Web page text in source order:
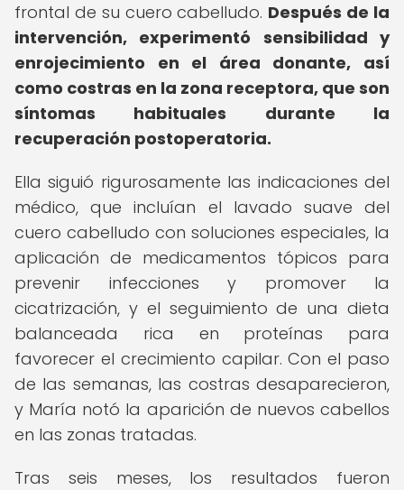
frontal de su cuero cabelludo. Después de la
intervención, experimentó sensibilidad y
enrojecimiento en el área donante, así
como costras en la zona receptora, que son
síntomas habituales durante la
recuperación postoperatoria.
Ella siguió rigurosamente las indicaciones del
médico, que incluían el lavado suave del
cuero cabelludo con soluciones especiales, la
aplicación de medicamentos tópicos para
prevenir infecciones y promover la
cicatrización, y el seguimiento de una dieta
balanceada rica en proteínas para
favorecer el crecimiento capilar. Con el paso
de las semanas, las costras desaparecieron,
y María notó la aparición de nuevos cabellos
en las zonas tratadas.
Tras seis meses, los resultados fueron